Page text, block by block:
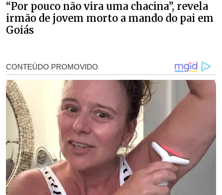
“Por pouco não vira uma chacina”, revela
irmão de jovem morto a mando do pai em
Goiás